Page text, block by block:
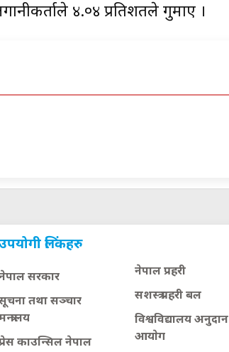
४.०४ प्रतिशतले गुमाए ।
लिंकहरु
सरकार
तथा सञ्चार
काउन्सिल नेपाल
नेपाल प्रहरी
सशस्त्र प्रहरी बल
विश्वविद्यालय अनुदान
आयाेग